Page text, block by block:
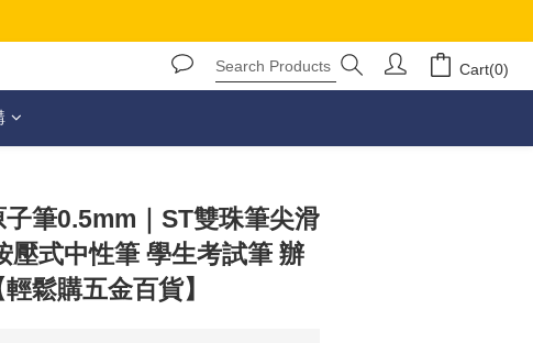
Cart(0)
筆0.5mm｜ST雙珠筆尖滑
壓式中性筆 學生考試筆 辦
鬆購五金百貨】